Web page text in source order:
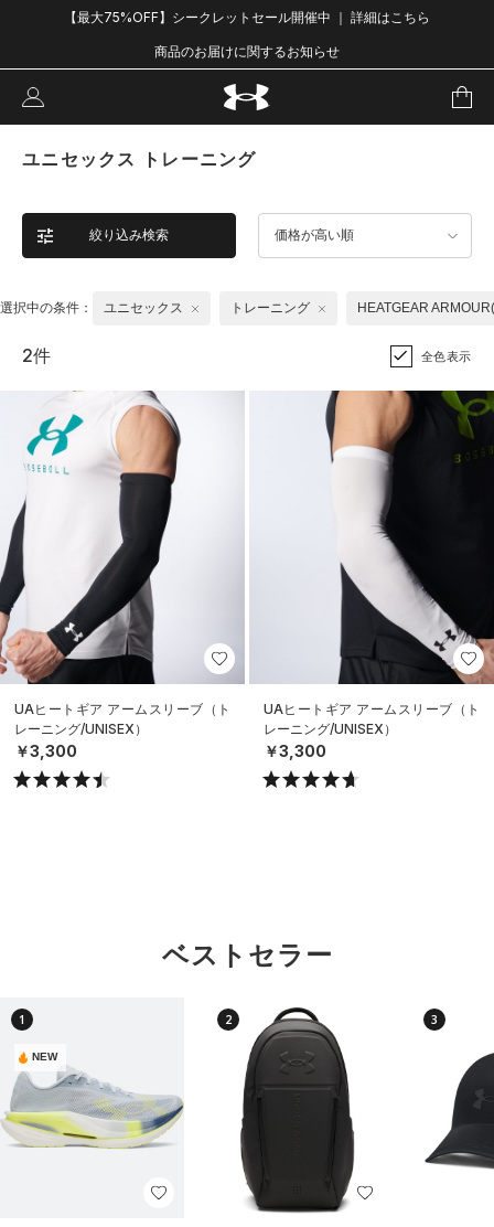
【最大75%OFF】シークレットセール開催中 ｜ 詳細はこちら
商品のお届けに関するお知らせ
ユニセックス トレーニング
絞り込み検索 価格が高い順
選択中の条件： ユニセックス トレーニング HEATGEAR
2件 全色表示
UAヒートギア アームスリーブ（ト
レーニング/UNISEX）
￥3,300
UAヒートギア アームスリーブ（ト
レーニング/UNISEX）
￥3,300
ベストセラー
1
NEW
2 3